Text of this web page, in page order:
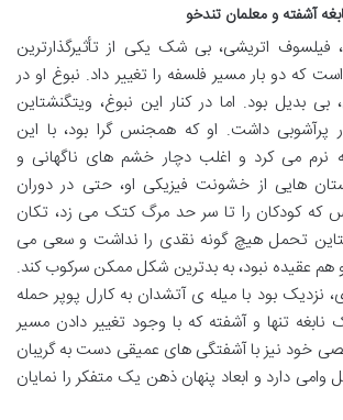
آشفته و معلمان تندخو
فیلسوف اتریشی، بی شک یکی از تأثیرگذارترین
که دو بار مسیر فلسفه را تغییر داد. نبوغ او در
بدیل بود. اما در کنار این نبوغ، ویتگنشتاین
داشت. او که همجنس گرا بود، با این
می کرد و اغلب دچار خشم های ناگهانی و
هایی از خشونت فیزیکی او، حتی در دوران
که کودکان را تا سر حد مرگ کتک می زد، تکان
تحمل هیچ گونه نقدی را نداشت و سعی می
هم عقیده نبود، به بدترین شکل ممکن سرکوب کند.
نزدیک بود با میله ی آتشدان به کارل پوپر حمله
نابغه تنها و آشفته که با وجود تغییر دادن مسیر
خود نیز با آشفتگی های عمیقی دست به گریبان
وامی دارد و ابعاد پنهان ذهن یک متفکر را نمایان